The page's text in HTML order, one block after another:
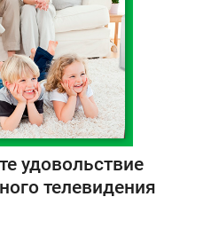
удовольствие
телевидения